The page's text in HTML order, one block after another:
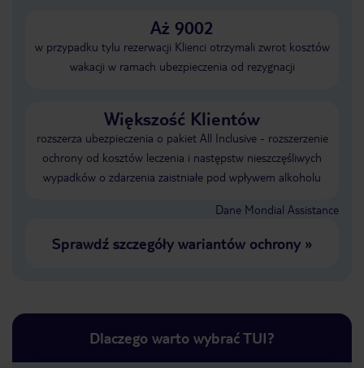
Aż 9002
w przypadku tylu rezerwacji Klienci otrzymali zwrot kosztów
wakacji w ramach ubezpieczenia od rezygnacji
Większość Klientów
rozszerza ubezpieczenia o pakiet All Inclusive - rozszerzenie
ochrony od kosztów leczenia i następstw nieszczęśliwych
wypadków o zdarzenia zaistniałe pod wpływem alkoholu
Dane Mondial Assistance
Sprawdź szczegóły wariantów ochrony»
Dlaczego warto wybrać TUI?